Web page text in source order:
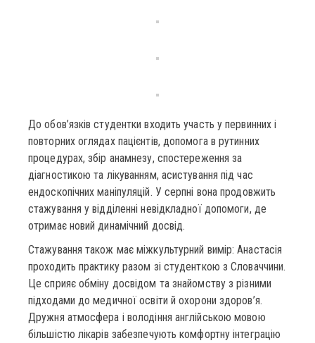
До обов’язків студентки входить участь у первинних і
повторних оглядах пацієнтів, допомога в рутинних
процедурах, збір анамнезу, спостереження за
діагностикою та лікуванням, асистування під час
ендоскопічних маніпуляцій. У серпні вона продовжить
стажування у відділенні невідкладної допомоги, де
отримає новий динамічний досвід.
Стажування також має міжкультурний вимір: Анастасія
проходить практику разом зі студенткою з Словаччини.
Це сприяє обміну досвідом та знайомству з різними
підходами до медичної освіти й охорони здоров’я.
Дружня атмосфера і володіння англійською мовою
більшістю лікарів забезпечують комфортну інтеграцію